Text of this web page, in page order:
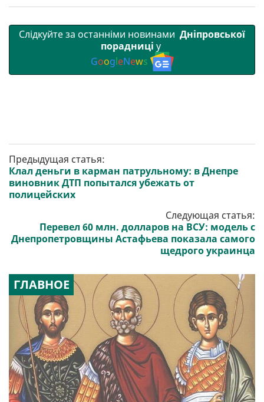
Слідкуйте за останніми новинами Дніпровської
порадниці у
GoogleNews
Предыдущая статья:
Клал деньги в карман патрульному: в Днепре
виновник ДТП попытался убежать от
полицейских
Следующая статья:
Перевел 60 млн. долларов на ВСУ: модель с
Днепропетровщины Астафьева показала самого
щедрого украинца
ГЛАВНОЕ